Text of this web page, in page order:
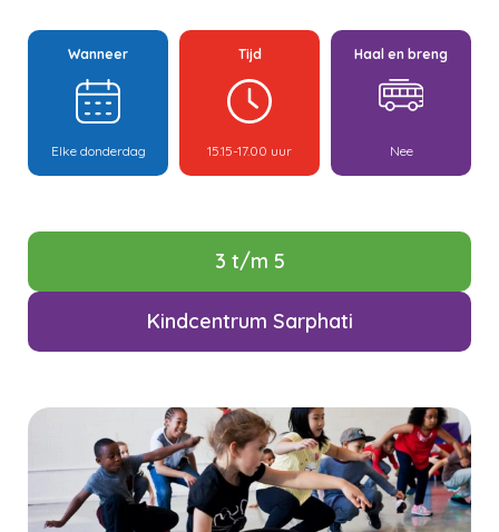
Wanneer
Elke donderdag
Tijd
15.15-17.00 uur
Haal en breng
Nee
3 t/m 5
Kindcentrum Sarphati